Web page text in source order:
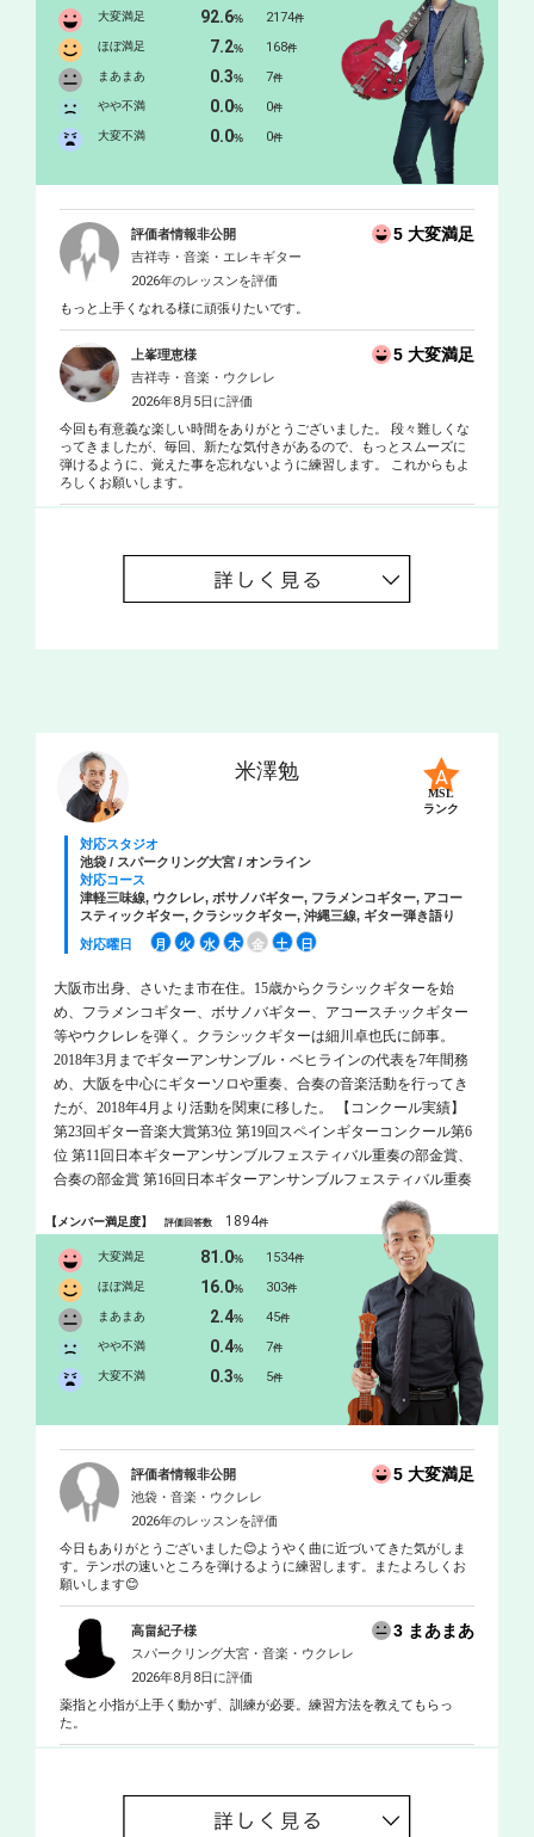
大変満足 92.6% 2174件
ほぼ満足 7.2% 168件
まあまあ 0.3% 7件
やや不満 0.0% 0件
大変不満 0.0% 0件
評価者情報非公開 5 大変満足
吉祥寺・音楽・エレキギター
2026年のレッスンを評価
もっと上手くなれる様に頑張りたいです。
上峯理恵様 5 大変満足
吉祥寺・音楽・ウクレレ
2026年8月5日に評価
今回も有意義な楽しい時間をありがとうございました。 段々難しくな
ってきましたが、毎回、新たな気付きがあるので、もっとスムーズに
弾けるように、覚えた事を忘れないように練習します。 これからもよ
ろしくお願いします。
米澤勉
MSL
ランク
対応スタジオ
池袋 / スパークリング大宮 / オンライン
対応コース
津軽三味線, ウクレレ, ボサノバギター, フラメンコギター, アコー
スティックギター, クラシックギター, 沖縄三線, ギター弾き語り
対応曜日
月 火 水 木 金 土 日
大阪市出身、さいたま市在住。15歳からクラシックギターを始
め、フラメンコギター、ボサノバギター、アコースチックギター
等やウクレレを弾く。クラシックギターは細川卓也氏に師事。
2018年3月までギターアンサンブル・ベヒラインの代表を7年間務
め、大阪を中心にギターソロや重奏、合奏の音楽活動を行ってき
たが、2018年4月より活動を関東に移した。 【コンクール実績】
第23回ギター音楽大賞第3位 第19回スペインギターコンクール第6
位 第11回日本ギターアンサンブルフェスティバル重奏の部金賞、
合奏の部金賞 第16回日本ギターアンサンブルフェスティバル重奏
【メンバー満足度】評価回答数 1894件
大変満足 81.0% 1534件
ほぼ満足 16.0% 303件
まあまあ 2.4% 45件
やや不満 0.4% 7件
大変不満 0.3% 5件
評価者情報非公開 5 大変満足
池袋・音楽・ウクレレ
2026年のレッスンを評価
今日もありがとうございました😊ようやく曲に近づいてきた気がしま
す。テンポの速いところを弾けるように練習します。またよろしくお
願いします😊
高畠紀子様 3 まあまあ
スパークリング大宮・音楽・ウクレレ
2026年8月8日に評価
薬指と小指が上手く動かず、訓練が必要。練習方法を教えてもらっ
た。